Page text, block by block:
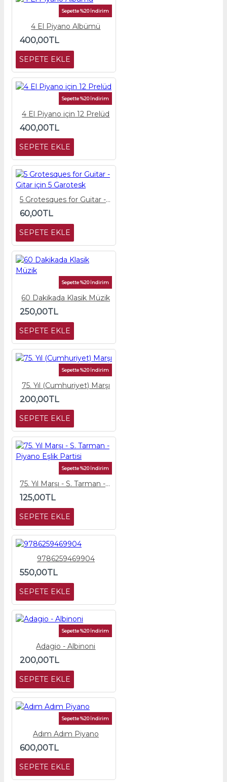
Sepette %20 İndirim
4 El Piyano Albümü
400,00TL
SEPETE EKLE
Sepette %20 İndirim
4 El Piyano için 12 Prelüd
400,00TL
SEPETE EKLE
5 Grotesques for Guitar - Gitar için 5 Garotesk
60,00TL
SEPETE EKLE
Sepette %20 İndirim
60 Dakikada Klasik Müzik
250,00TL
SEPETE EKLE
Sepette %20 İndirim
75. Yıl (Cumhuriyet) Marşı
200,00TL
SEPETE EKLE
Sepette %20 İndirim
75. Yıl Marşı - S. Tarman - Piyano Eşlik Partisi
125,00TL
SEPETE EKLE
9786259469904
550,00TL
SEPETE EKLE
Sepette %20 İndirim
Adagio - Albinoni
200,00TL
SEPETE EKLE
Sepette %20 İndirim
Adım Adım Piyano
600,00TL
SEPETE EKLE